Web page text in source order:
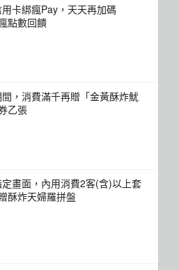
卡綁瘋Pay，天天再加碼
點數回饋
，消費滿千再贈「金黃酥炸魷
乙張
畫面，內用消費2客(含)以上套
酥炸天婦羅拼盤